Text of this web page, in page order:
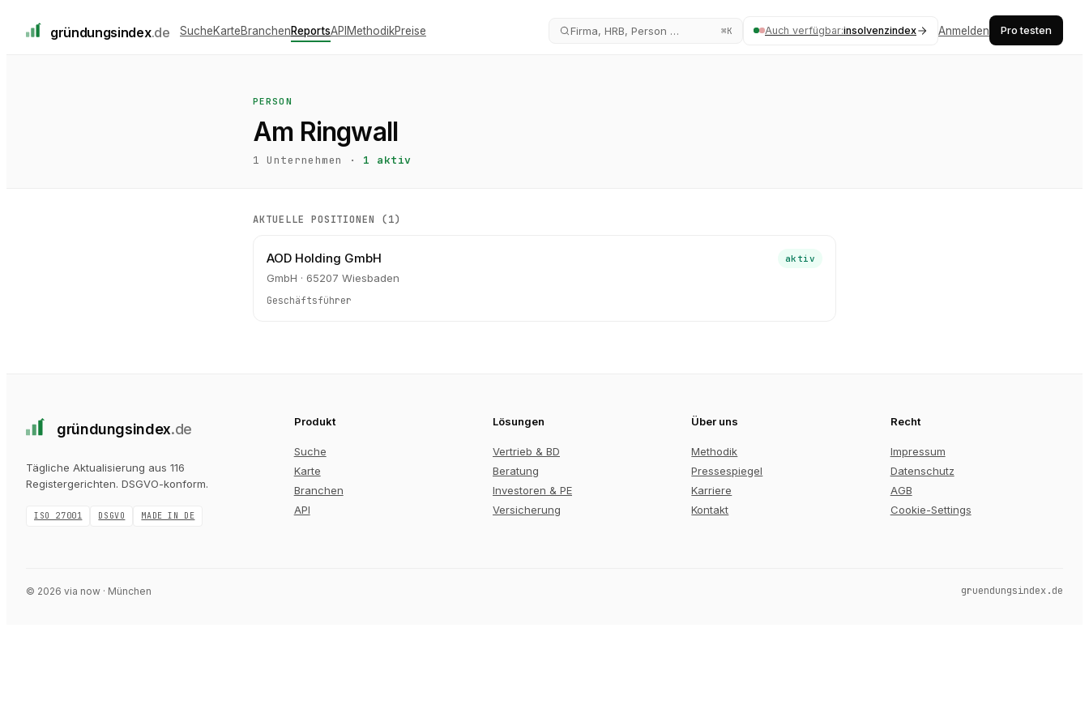
gründungsindex.de SucheKarteBranchenReportsAPIMethodikPreise Firma, HRB, Person … ⌘K Auch verfügbar:insolvenzindex Anmelden Pro testen
PERSON
Am Ringwall
1 Unternehmen · 1 aktiv
AKTUELLE POSITIONEN (1)
AOD Holding GmbH
GmbH · 65207 Wiesbaden
aktiv
Geschäftsführer
gründungsindex.de
Tägliche Aktualisierung aus 116
Registergerichten. DSGVO-konform.
ISO 27001 DSGVO MADE IN DE
Produkt
Suche
Karte
Branchen
API
Lösungen
Vertrieb & BD
Beratung
Investoren & PE
Versicherung
Über uns
Methodik
Pressespiegel
Karriere
Kontakt
Recht
Impressum
Datenschutz
AGB
Cookie-Settings
© 2026 via now · München gruendungsindex.de